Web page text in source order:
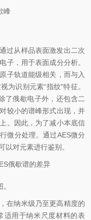
峰
过从样品表面激发出二次
子，用于表面成分分析。
子轨道能级相关，而与入
为识别元素“指纹"特征。
了俄歇电子外，还包含二
较小的谱峰形式出现，并
。因此，为了减小本底信
微分处理。通过AES微分
以对元素进行鉴别。
在纳米级乃至更高精度的
适用于纳米尺度材料的表